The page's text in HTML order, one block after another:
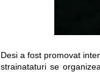
Desi a fost promovat
strainataturi se